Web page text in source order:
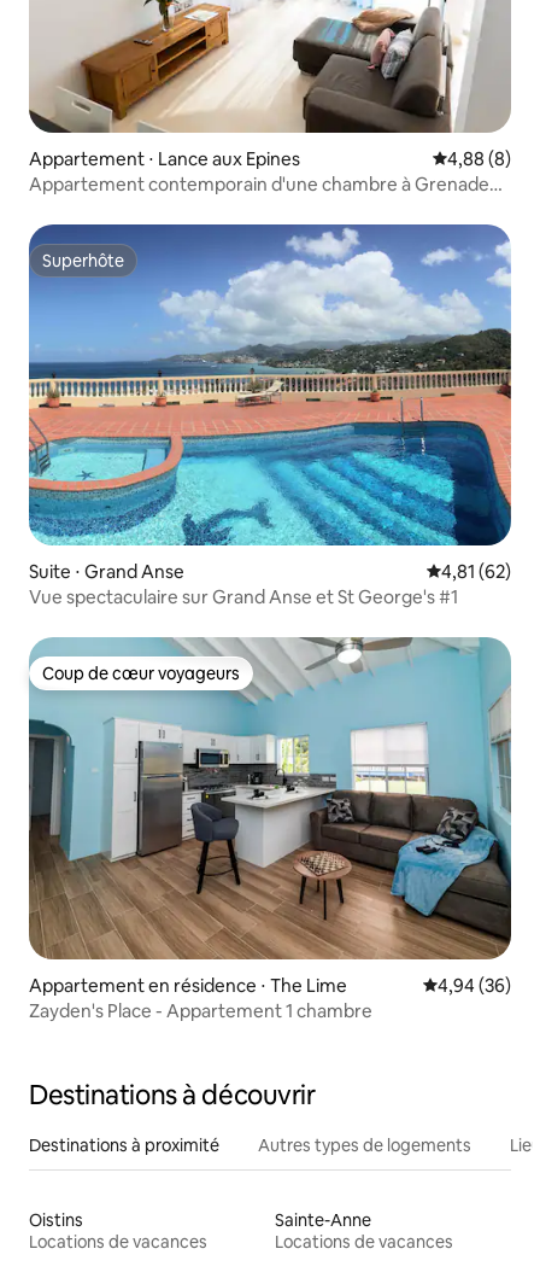
Appartement ⋅ Lance aux Epines Évaluation
4,88 (8)
Appartement contemporain d'une chambre à Grenade
Superhôte
Superhôte
Suite ⋅ Grand Anse Évaluation
4,81 (62)
Vue spectaculaire sur Grand Anse et St George's #1
Coup de cœur voyageurs
Coup de cœur voyageurs
Appartement en résidence ⋅ The Lime Évaluation
4,94 (36)
Zayden's Place - Appartement 1 chambre
Destinations à découvrir
Destinations à proximité Autres types de logements
Oistins
Locations de vacances
Sainte-Anne
Locations de vacances